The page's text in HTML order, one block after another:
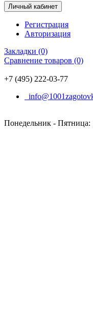
Личный кабинет
Регистрация
Авторизация
Закладки (0)
Сравнение товаров (0)
+7 (495) 222-03-77
Понедельник - Пятница: